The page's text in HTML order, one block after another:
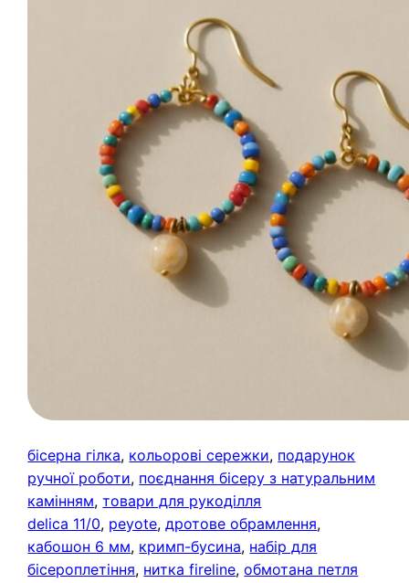
бісерна гілка, кольорові сережки, подарунок
ручної роботи, поєднання бісеру з натуральним
камінням, товари для рукоділля
delica 11/0, peyote, дротове обрамлення
кабошон 6 мм, кримп-бусина, набір для
бісероплетіння, нитка fireline, обмотана петля